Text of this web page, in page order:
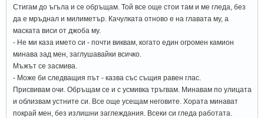
Стигам до ъгъла и се обръщам. Той все още стои там и ме гледа, без
да е мръднал и милиметър. Качулката отново е на главата му, а
маската виси от джоба му.
- Не ми каза името си - почти виквам, когато един огромен камион
минава зад мен, заглушавайки всичко.
Мъжът се засмива.
- Може би следващия път - казва със същия равен глас.
Присвивам очи. Обръщам се и с усмивка тръгвам. Минавам по улицата
и облизвам устните си. Все още усещам неговите. Хората минават
покрай мен, без излишни заглеждания. Всеки си гледа работата.